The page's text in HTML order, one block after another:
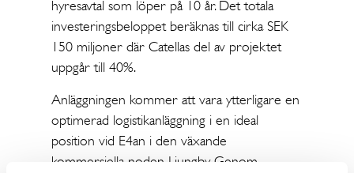
hyresavtal som löper på 10 år. Det totala
investeringsbeloppet beräknas till cirka SEK
150 miljoner där Catellas del av projektet
uppgår till 40%.
Anläggningen kommer att vara ytterligare en
optimerad logistikanläggning i en ideal
position vid E4an i den växande
kommersiella noden Ljungby. Genom